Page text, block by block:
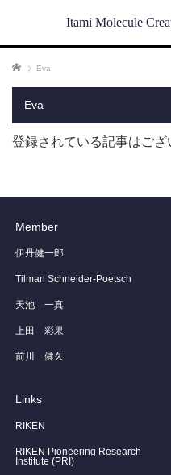
Itami Molecule
ホーム Eva
Eva
登録されている記事はござ
Member
伊丹健一郎
Tilman Schneider-Poetsch
天池 一真
上田 彩果
前川 健久
Links
RIKEN
RIKEN Pioneering Research
Institute (PRI)